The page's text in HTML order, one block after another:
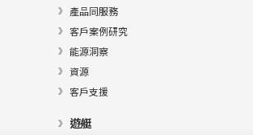
產品同服務
客戶案例研究
能源洞察
資源
客戶支援
遊艇